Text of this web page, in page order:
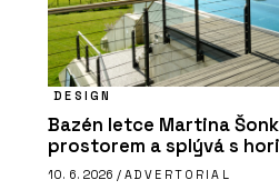
DESIGN
Bazén letce Martina
prostorem a splývá s
10. 6. 2026 / ADVERTORIAL